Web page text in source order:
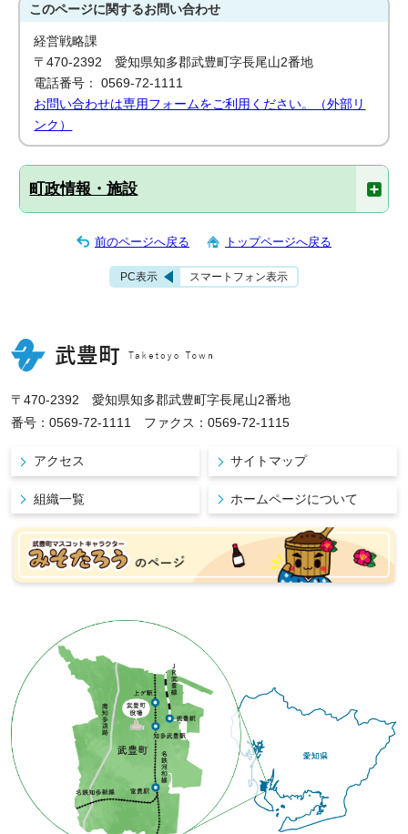
このページに関するお問い合わせ
経営戦略課
〒470-2392 愛知県知多郡武豊町字長尾山2番地
電話番号： 0569-72-1111
お問い合わせは専用フォームをご利用ください。（外部リ
ンク）
町政情報・施設
前のページへ戻る トップページへ戻る
PC表示 スマートフォン表示
〒470-2392 愛知県知多郡武豊町字長尾山2番地
番号：0569-72-1111 ファクス：0569-72-1115
アクセス サイトマップ
組織一覧 ホームページについて